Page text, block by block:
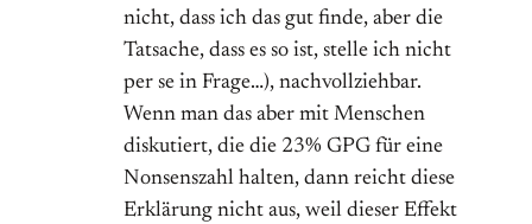
nicht, dass ich das gut finde, aber die
Tatsache, dass es so ist, stelle ich nicht
per se in Frage…), nachvollziehbar.
Wenn man das aber mit Menschen
diskutiert, die die 23% GPG für eine
Nonsenszahl halten, dann reicht diese
Erklärung nicht aus, weil dieser Effekt